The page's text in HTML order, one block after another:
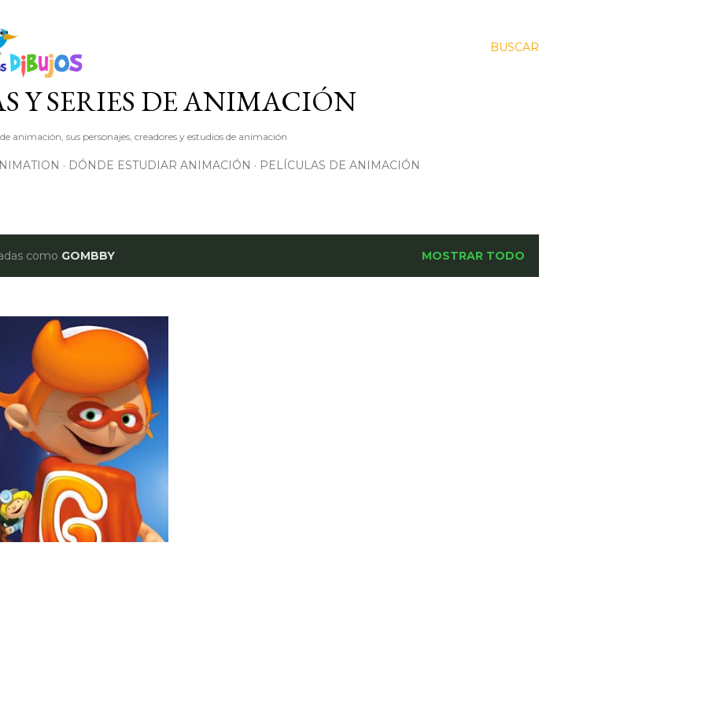
BUSCAR
Y SERIES DE ANIMACIÓN
animación, sus personajes, creadores y estudios de animación
DÓNDE ESTUDIAR ANIMACIÓN PELÍCULAS DE ANIMACIÓN
como GOMBBY MOSTRAR TODO